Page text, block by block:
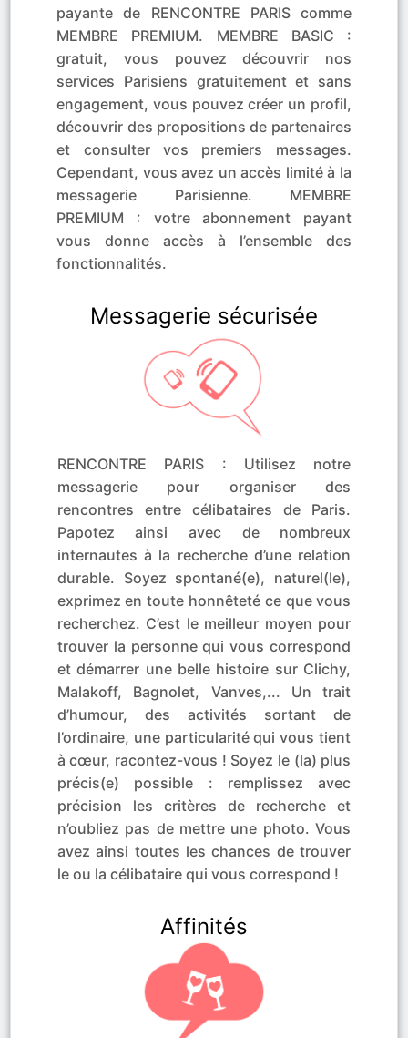
payante de RENCONTRE PARIS comme
MEMBRE PREMIUM. MEMBRE BASIC :
gratuit, vous pouvez découvrir nos
services Parisiens gratuitement et sans
engagement, vous pouvez créer un profil,
découvrir des propositions de partenaires
et consulter vos premiers messages.
Cependant, vous avez un accès limité à la
messagerie Parisienne. MEMBRE
PREMIUM : votre abonnement payant
vous donne accès à l’ensemble des
fonctionnalités.
Messagerie sécurisée
RENCONTRE PARIS : Utilisez notre
messagerie pour organiser des
rencontres entre célibataires de Paris.
Papotez ainsi avec de nombreux
internautes à la recherche d’une relation
durable. Soyez spontané(e), naturel(le),
exprimez en toute honnêteté ce que vous
recherchez. C’est le meilleur moyen pour
trouver la personne qui vous correspond
et démarrer une belle histoire sur Clichy,
Malakoff, Bagnolet, Vanves,... Un trait
d’humour, des activités sortant de
l’ordinaire, une particularité qui vous tient
à cœur, racontez-vous ! Soyez le (la) plus
précis(e) possible : remplissez avec
précision les critères de recherche et
n’oubliez pas de mettre une photo. Vous
avez ainsi toutes les chances de trouver
le ou la célibataire qui vous correspond !
Affinités